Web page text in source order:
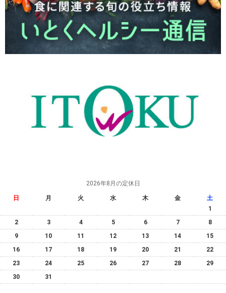
2026年8月の定休日
日 月 火 水 木 金
土
1
2
3 4 5 6 7
8
9
10 11 12 13 14
15
16
17 18 19 20 21
22
23
24 25 26 27 28
29
30
31